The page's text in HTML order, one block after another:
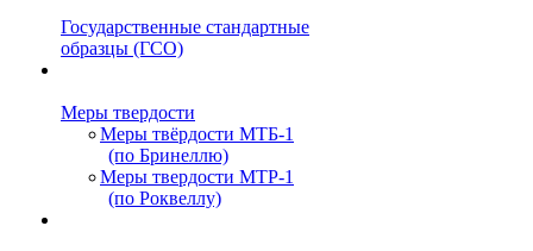
Государственные стандартные
образцы (ГСО)
Меры твердости
Меры твёрдости МТБ-1
(по Бринеллю)
Меры твердости МТР-1
(по Роквеллу)